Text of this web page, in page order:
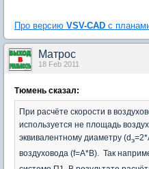
Про версию VSV-CAD с
Матрос
18 Feb 2011
Тюмень сказал:
При расчёте скорости в
используется не площадь
эквивалентному диаметру (dэ
воздуховода (f=A*B). Так